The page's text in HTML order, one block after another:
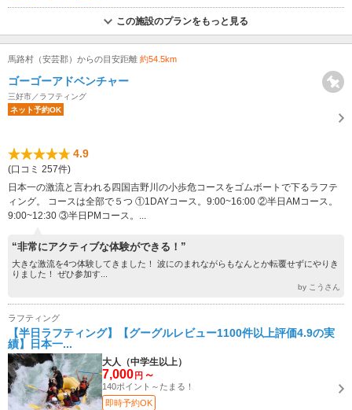
この施設のプランをもっと見る
馬路村（安芸郡）からの目安距離 約54.5km
ゴーゴーアドベンチャー
三好市／ラフティング
ネット予約OK
4.9
(口コミ 257件)
日本一の激流と言われる四国吉野川の小歩危コースをゴムボートで下るラフテ
ィング。 コースは全部で５つ ①1DAYコース。9:00~16:00 ②半日AMコース。
9:00~12:30 ③半日PMコース。...
“非常にアクティブな体験ができる！”
大きな激流を4つ体験してきました！ 波にのまれながらもなんとか転覆せずにやりき
りました！ ぜひ参加す...
by こうさん
ラフティング
【半日ラフティング】【グーグルレビュー1100件以上評価4.9の実
績】日本一...
大人（中学生以上）
7,000 円 ～
140ポイント～たまる！
即時予約OK